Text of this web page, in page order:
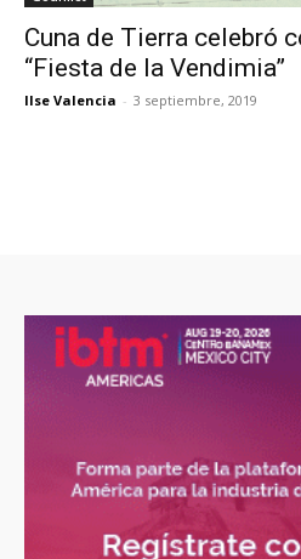
Cuna de Tierra celebró
“Fiesta de la Vendimia”
Ilse Valencia - 3 septiembre, 2019